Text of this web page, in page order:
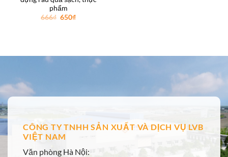
phẩm
666₫ Giá
650₫Giá
CÔNG TY TNHH SẢN XUẤT VÀ DỊCH VỤ LVB
VIỆT NAM
Văn phòng Hà Nội: